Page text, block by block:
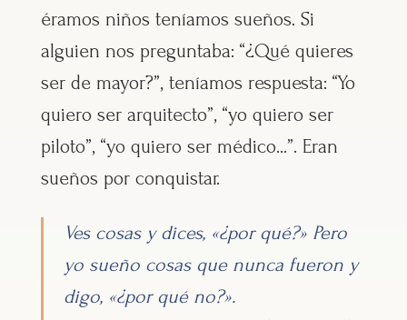
éramos niños teníamos sueños. Si
alguien nos preguntaba: “¿Qué quieres
ser de mayor?”, teníamos respuesta: “Yo
quiero ser arquitecto”, “yo quiero ser
piloto”, “yo quiero ser médico…”. Eran
sueños por conquistar.
Ves cosas y dices, «¿por qué?» Pero
yo sueño cosas que nunca fueron y
digo, «¿por qué no?».